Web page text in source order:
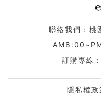
聯絡我們：桃
訂購專線：
隱私權政